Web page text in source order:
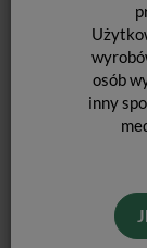
osób
inny